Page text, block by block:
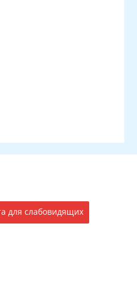
для слабовидящих